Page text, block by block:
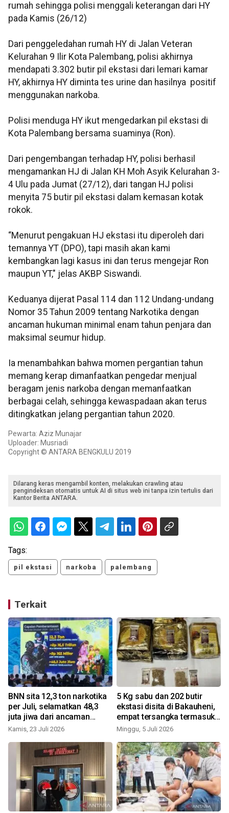
rumah sehingga polisi menggali keterangan dari HY
pada Kamis (26/12)
Dari penggeledahan rumah HY di Jalan Veteran
Kelurahan 9 Ilir Kota Palembang, polisi akhirnya
mendapati 3.302 butir pil ekstasi dari lemari kamar
HY, akhirnya HY diminta tes urine dan hasilnya positif
menggunakan narkoba.
Polisi menduga HY ikut mengedarkan pil ekstasi di
Kota Palembang bersama suaminya (Ron).
Dari pengembangan terhadap HY, polisi berhasil
mengamankan HJ di Jalan KH Moh Asyik Kelurahan 3-
4 Ulu pada Jumat (27/12), dari tangan HJ polisi
menyita 75 butir pil ekstasi dalam kemasan kotak
rokok.
“Menurut pengakuan HJ ekstasi itu diperoleh dari
temannya YT (DPO), tapi masih akan kami
kembangkan lagi kasus ini dan terus mengejar Ron
maupun YT," jelas AKBP Siswandi.
Keduanya dijerat Pasal 114 dan 112 Undang-undang
Nomor 35 Tahun 2009 tentang Narkotika dengan
ancaman hukuman minimal enam tahun penjara dan
maksimal seumur hidup.
Ia menambahkan bahwa momen pergantian tahun
memang kerap dimanfaatkan pengedar menjual
beragam jenis narkoba dengan memanfaatkan
berbagai celah, sehingga kewaspadaan akan terus
ditingkatkan jelang pergantian tahun 2020.
Pewarta: Aziz Munajar
Uploader: Musriadi
Copyright © ANTARA BENGKULU 2019
Dilarang keras mengambil konten, melakukan crawling atau
pengindeksan otomatis untuk AI di situs web ini tanpa izin tertulis dari
Kantor Berita ANTARA.
Tags:
pil ekstasi narkoba palembang
Terkait
BNN sita 12,3 ton narkotika
per Juli, selamatkan 48,3
juta jiwa dari ancaman
bahaya
Kamis, 23 Juli 2026
5 Kg sabu dan 202 butir
ekstasi disita di Bakauheni,
empat tersangka termasuk
oknum aparat
Minggu, 5 Juli 2026